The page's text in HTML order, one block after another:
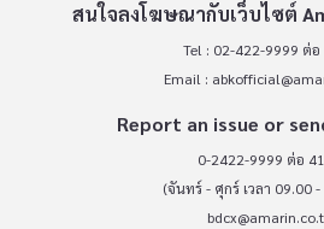
สนใจลงโฆษณากับเว็บไซต์
Tel : 02-422-9999 ต่อ
Email :
Report an issue or
0-2422-9999 ต่อ
(จันทร์ - ศุกร์ เวลา 09.00